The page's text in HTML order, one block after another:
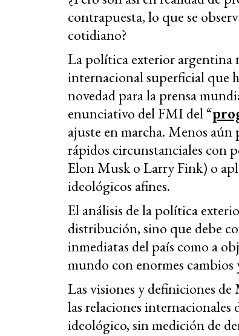
contrapuesta, lo que se
cotidiano?
La política exterior argentina
internacional superficial que
novedad para la prensa
enunciativo del FMI del “
ajuste en marcha. Menos
rápidos circunstanciales con
Elon Musk o Larry Fink) o
ideológicos afines.
El análisis de la política
distribución, sino que debe
inmediatas del país como a
mundo con enormes
Las visiones y definiciones
las relaciones
ideológico, sin medición de